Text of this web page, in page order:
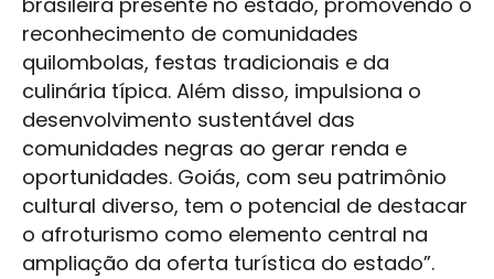
reconhecimento de comunidades
quilombolas, festas tradicionais e da
culinária típica. Além disso, impulsiona o
desenvolvimento sustentável das
comunidades negras ao gerar renda e
oportunidades. Goiás, com seu patrimônio
cultural diverso, tem o potencial de destacar
o afroturismo como elemento central na
ampliação da oferta turística do estado”.